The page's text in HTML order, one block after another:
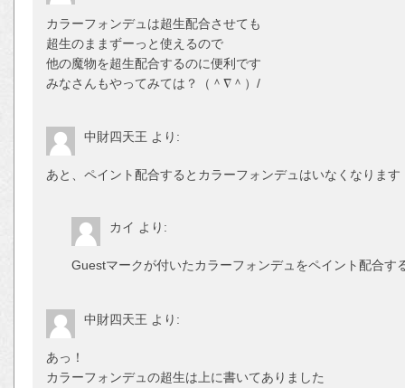
カラーフォンデュは超生配合させても
超生のままずーっと使えるので
他の魔物を超生配合するのに便利です
みなさんもやってみては？（＾∇＾）/
中財四天王 より:
あと、ペイント配合するとカラーフォンデュはいなくなります
カイ より:
Guestマークが付いたカラーフォンデュをペイント配合
中財四天王 より:
あっ！
カラーフォンデュの超生は上に書いてありました